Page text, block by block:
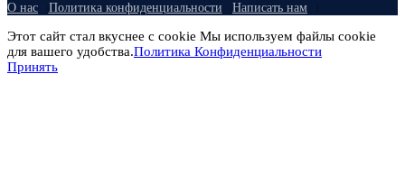
О нас Политика конфиденциальности Написать нам
Этот сайт стал вкуснее с cookie Мы используем файлы cookie
для вашего удобства.Политика Конфиденциальности
Принять